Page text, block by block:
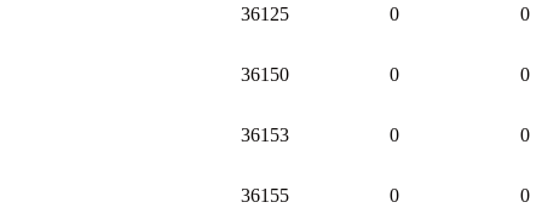
36125 0 0
36150 0 0
36153 0 0
36155 0 0